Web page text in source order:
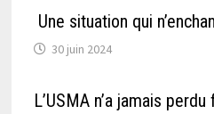
Une situation qui
30 juin 2024
L’USMA n’a jamais